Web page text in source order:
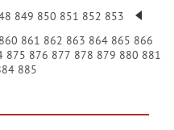
849 850 851 852 853
860 861 862 863 864 865 866
875 876 877 878 879 880 881
885